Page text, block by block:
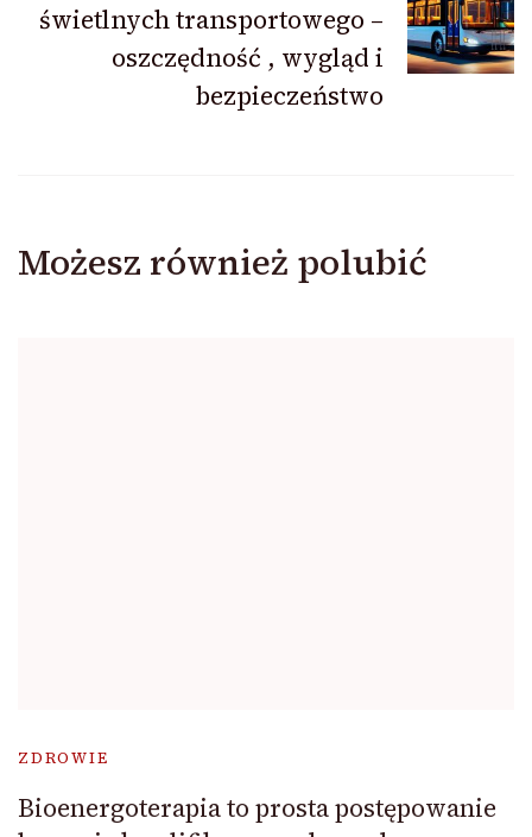
świetlnych transportowego –
oszczędność , wygląd i
bezpieczeństwo
Możesz również polubić
ZDROWIE
Bioenergoterapia to prosta postępowanie